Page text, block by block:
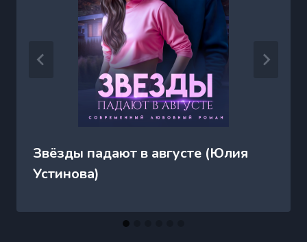
Звёзды падают в августе (Юлия
Устинова)